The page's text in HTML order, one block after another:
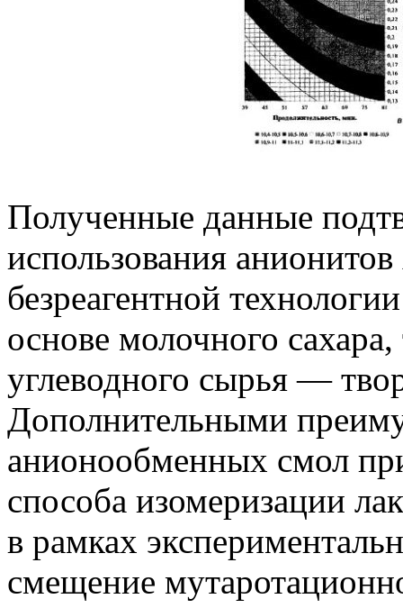
Полученные данные
использования
безреагентной
основе молочного
углеводного сырья —
Дополнительными
анионообменных смол
способа изомеризации
в рамках
смещение